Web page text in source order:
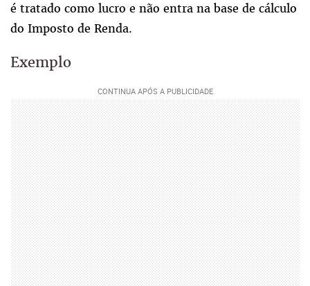
é tratado como lucro e não entra na base de cálculo
do Imposto de Renda.
Exemplo